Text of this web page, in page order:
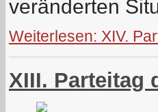
veränderten
Weiterlesen: XIV.
XIII. Parteitag